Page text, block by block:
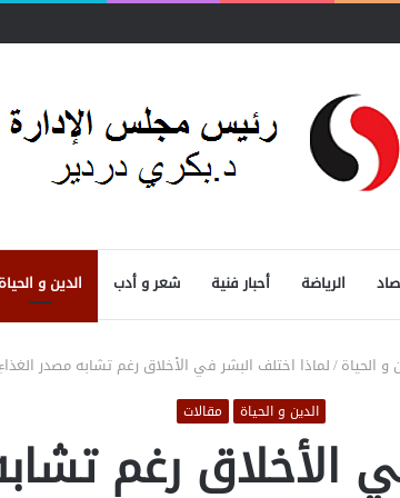
الرياضة أحبار فنية شعر و أدب الدين و
و الحياة/لماذا اختلف البشر في الأخلاق رغم تشابه مصدر
الدين و الحياة مقالات
الأخلاق رغم